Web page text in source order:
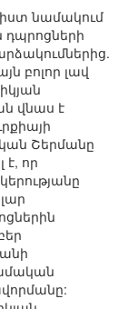
նամակում
դպրոցների
բոլոր լավ
վնաս է
Շերմանը
է, որ